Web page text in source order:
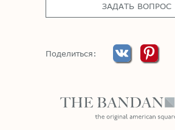
ЗАДАТЬ ВОПРОС
Поделиться: